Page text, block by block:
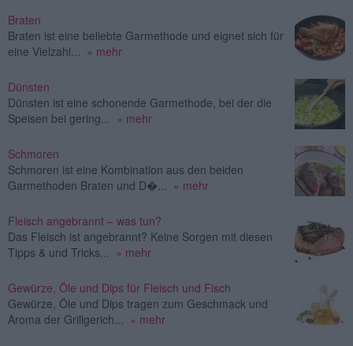
Braten
Braten ist eine beliebte Garmethode und eignet sich für
eine Vielzahl... » mehr
Dünsten
Dünsten ist eine schonende Garmethode, bei der die
Speisen bei gering... » mehr
Schmoren
Schmoren ist eine Kombination aus den beiden
Garmethoden Braten und D�... » mehr
Fleisch angebrannt – was tun?
Das Fleisch ist angebrannt? Keine Sorgen mit diesen
Tipps & und Tricks... » mehr
Gewürze, Öle und Dips für Fleisch und Fisch
Gewürze, Öle und Dips tragen zum Geschmack und
Aroma der Grillgerich... » mehr